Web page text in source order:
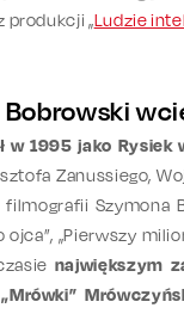
produkcji „Ludzie
w 1995 jako Rysiek
Zanussiego,
Szymona
„Pierwszy
największym